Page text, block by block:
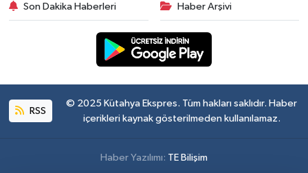
Son Dakika Haberleri Haber Arşivi
RSS
© 2025 Kütahya Ekspres. Tüm hakları saklıdır. Haber
içerikleri kaynak gösterilmeden kullanılamaz.
Haber Yazılımı: TE Bilişim